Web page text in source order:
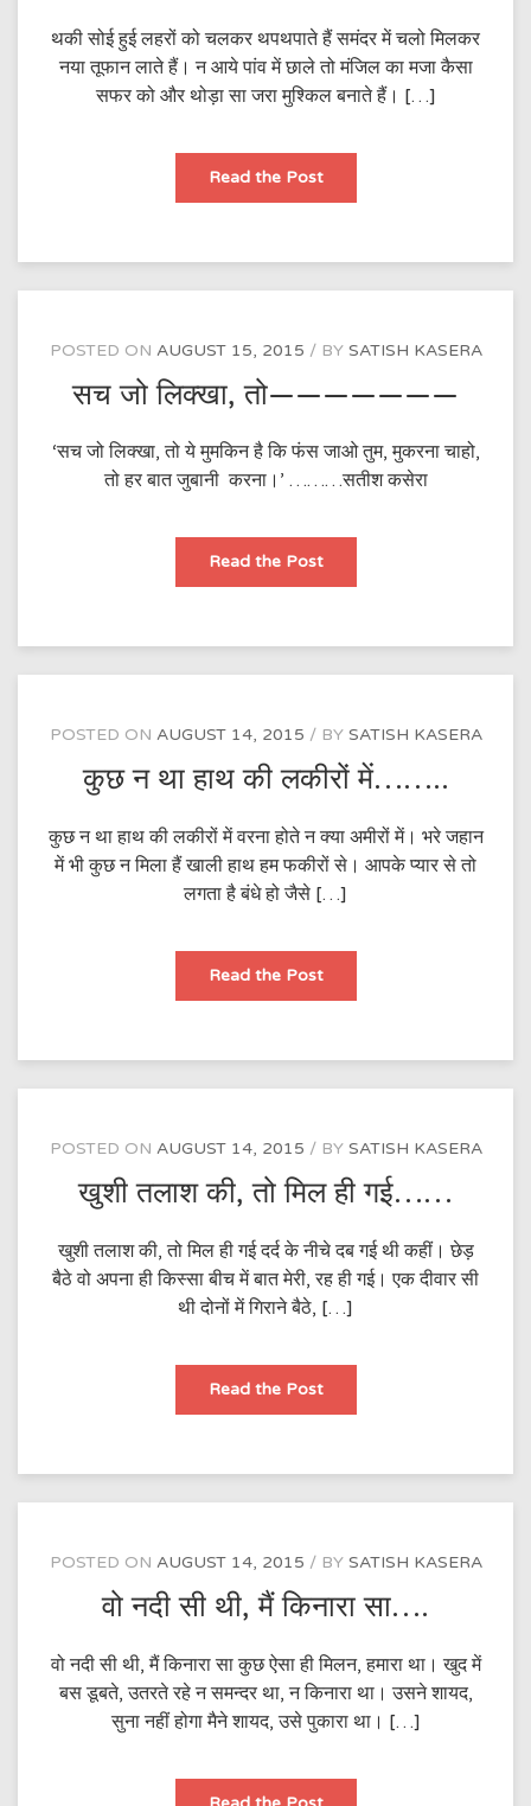
थकी सोई हुई लहरों को चलकर थपथपाते हैं समंदर में चलो मिलकर
नया तूफान लाते हैं। न आये पांव में छाले तो मंजिल का मजा कैसा
सफर को और थोड़ा सा जरा मुश्किल बनाते हैं। […]
Read the Postथकी
हुई
चलकर
हैं
POSTED ON AUGUST 15, 2015 BY SATISH KASERA
सच जो लिक्खा, तो———————
‘सच जो लिक्खा, तो ये मुमकिन है कि फंस जाओ तुम, मुकरना चाहो,
तो हर बात जुबानी करना।’ ………सतीश कसेरा
Read the Postसच
लिक्खा,
POSTED ON AUGUST 14, 2015 BY SATISH KASERA
कुछ न था हाथ की लकीरों में……..
कुछ न था हाथ की लकीरों में वरना होते न क्या अमीरों में। भरे जहान
में भी कुछ न मिला हैं खाली हाथ हम फकीरों से। आपके प्यार से तो
लगता है बंधे हो जैसे […]
Read the Postकुछ
था
लकीरों
POSTED ON AUGUST 14, 2015 BY SATISH KASERA
खुशी तलाश की, तो मिल ही गई……
खुशी तलाश की, तो मिल ही गई दर्द के नीचे दब गई थी कहीं। छेड़
बैठे वो अपना ही किस्सा बीच में बात मेरी, रह ही गई। एक दीवार सी
थी दोनों में गिराने बैठे, […]
Read the Postखुशी
की,
ही
POSTED ON AUGUST 14, 2015 BY SATISH KASERA
वो नदी सी थी, मैं किनारा सा….
वो नदी सी थी, मैं किनारा सा कुछ ऐसा ही मिलन, हमारा था। खुद में
बस डूबते, उतरते रहे न समन्दर था, न किनारा था। उसने शायद,
सुना नहीं होगा मैने शायद, उसे पुकारा था। […]
वो